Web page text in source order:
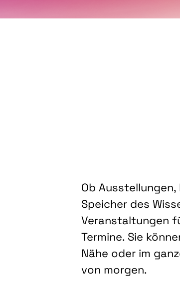
Ob
Speicher des
Veranstaltungen
Termine. Sie
Nähe oder im
von morgen.